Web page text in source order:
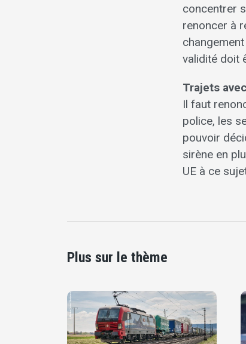
concentrer
renoncer à
validité doit
Trajets
Il faut
police, les
pouvoir
sirène en
UE à ce
Plus sur le thème